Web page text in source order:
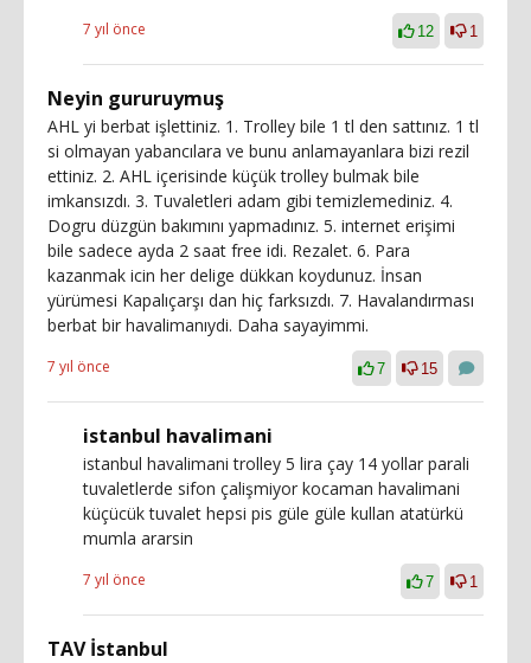
7 yıl önce 12 1
Neyin gururuymuş
AHL yi berbat işlettiniz. 1. Trolley bile 1 tl den sattınız. 1 tl
si olmayan yabancılara ve bunu anlamayanlara bizi rezil
ettiniz. 2. AHL içerisinde küçük trolley bulmak bile
imkansızdı. 3. Tuvaletleri adam gibi temizlemediniz. 4.
Dogru düzgün bakımını yapmadınız. 5. internet erişimi
bile sadece ayda 2 saat free idi. Rezalet. 6. Para
kazanmak icin her delige dükkan koydunuz. İnsan
yürümesi Kapalıçarşı dan hiç farksızdı. 7. Havalandırması
berbat bir havalimanıydi. Daha sayayimmi.
7 yıl önce 7 15
istanbul havalimani
istanbul havalimani trolley 5 lira çay 14 yollar parali
tuvaletlerde sifon çalişmiyor kocaman havalimani
küçücük tuvalet hepsi pis güle güle kullan atatürkü
mumla ararsin
7 yıl önce 7 1
TAV İstanbul